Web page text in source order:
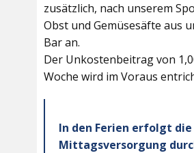
zusätzlich, nach unserem
Obst und Gemüsesäfte aus
Bar an.
Der Unkostenbeitrag von
Woche wird im Voraus
In den Ferien erfolgt die
Mittagsversorgung